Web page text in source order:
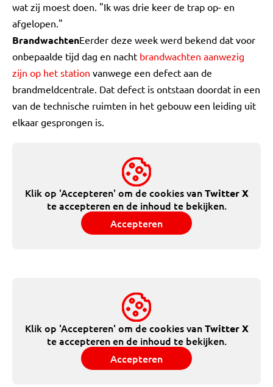
wat zij moest doen. "Ik was drie keer de trap op- en
afgelopen."
BrandwachtenEerder deze week werd bekend dat voor
onbepaalde tijd dag en nacht brandwachten aanwezig
zijn op het station vanwege een defect aan de
brandmeldcentrale. Dat defect is ontstaan doordat in een
van de technische ruimten in het gebouw een leiding uit
elkaar gesprongen is.
Klik op 'Accepteren' om de cookies vanTwitter X
te accepteren en de inhoud te bekijken.
Accepteren
Klik op 'Accepteren' om de cookies vanTwitter X
te accepteren en de inhoud te bekijken.
Accepteren